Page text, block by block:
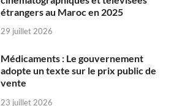
étrangers au Maroc en 2025
29 juillet 2026
Médicaments : Le gouvernement
adopte un texte sur le prix public de
vente
23 juillet 2026